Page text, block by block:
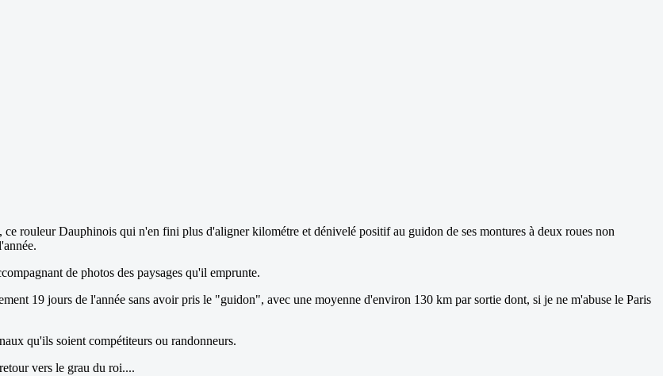
rouleur Dauphinois qui n'en fini plus d'aligner kilométre et dénivelé positif au guidon de ses montures à deux roues non
de photos des paysages qu'il emprunte.
19 jours de l'année sans avoir pris le "guidon", avec une moyenne d'environ 130 km par sortie dont, si je ne m'abuse le Paris
qu'ils soient compétiteurs ou randonneurs.
vers le grau du roi....